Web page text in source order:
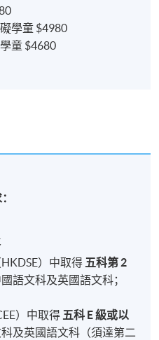
學童 $4980
童 $4680
）中取得 五科第 2
語文科及英國語文科；
）中取得 五科 E 級或以
及英國語文科（須達第二